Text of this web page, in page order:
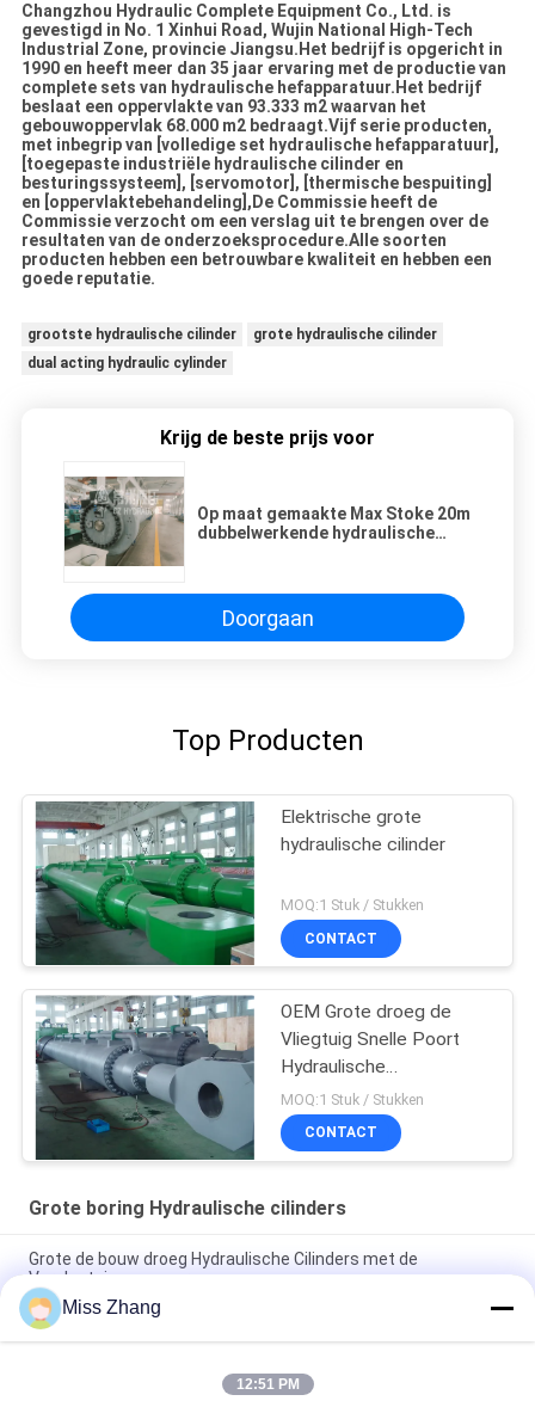
Changzhou Hydraulic Complete Equipment Co., Ltd. is
gevestigd in No. 1 Xinhui Road, Wujin National High-Tech
Industrial Zone, provincie Jiangsu.Het bedrijf is opgericht in
1990 en heeft meer dan 35 jaar ervaring met de productie van
complete sets van hydraulische hefapparatuur.Het bedrijf
beslaat een oppervlakte van 93.333 m2 waarvan het
gebouwoppervlak 68.000 m2 bedraagt.Vijf serie producten,
met inbegrip van [volledige set hydraulische hefapparatuur],
[toegepaste industriële hydraulische cilinder en
besturingssysteem], [servomotor], [thermische bespuiting]
en [oppervlaktebehandeling],De Commissie heeft de
Commissie verzocht om een verslag uit te brengen over de
resultaten van de onderzoeksprocedure.Alle soorten
producten hebben een betrouwbare kwaliteit en hebben een
goede reputatie.
grootste hydraulische cilinder
grote hydraulische cilinder
dual acting hydraulic cylinder
Krijg de beste prijs voor
Op maat gemaakte Max Stoke 20m
dubbelwerkende hydraulische
Doorgaan
Top Producten
Elektrische grote
hydraulische cilinder
MOQ:1 Stuk / Stukken
CONTACT
OEM Grote droeg de
Vliegtuig Snelle Poort
Hydraulische
Cilindersproductiviteit
over 2000t
MOQ:1 Stuk / Stukken
CONTACT
Grote boring Hydraulische cilinders
Grote de bouw droeg Hydraulische Cilinders met de
Verplaatsingssensor
Op zwaar werk berekende Groot droeg Hydraulische
Stortplaatscilinder voor Vervoer/Machtsmateriaal
De multi Grote Functie droeg Hydraulische het Vliegtuig Snelle
Miss Zhang
12:51 PM